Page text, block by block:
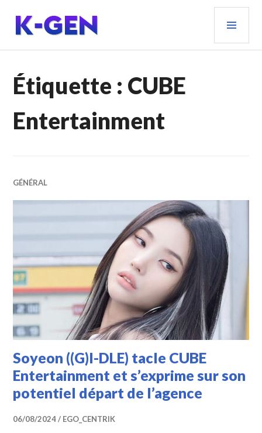
contenu
principal
K-GEN
Étiquette : CUBE
Entertainment
GÉNÉRAL
Soyeon ((G)I-DLE) tacle CUBE
Entertainment et s’exprime sur son
potentiel départ de l’agence
06/08/2024 EGO_CENTRIK